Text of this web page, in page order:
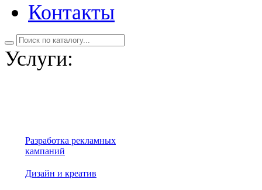
Контакты
Услуги:
Разработка рекламных
кампаний
Дизайн и креатив